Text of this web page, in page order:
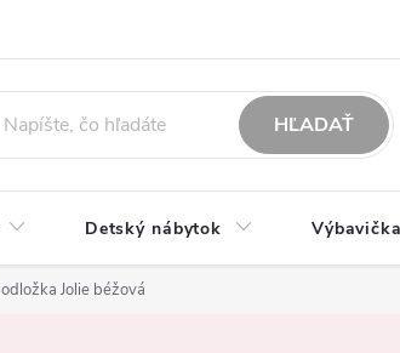
HĽADAŤ
Detský nábytok
Jolie béžová